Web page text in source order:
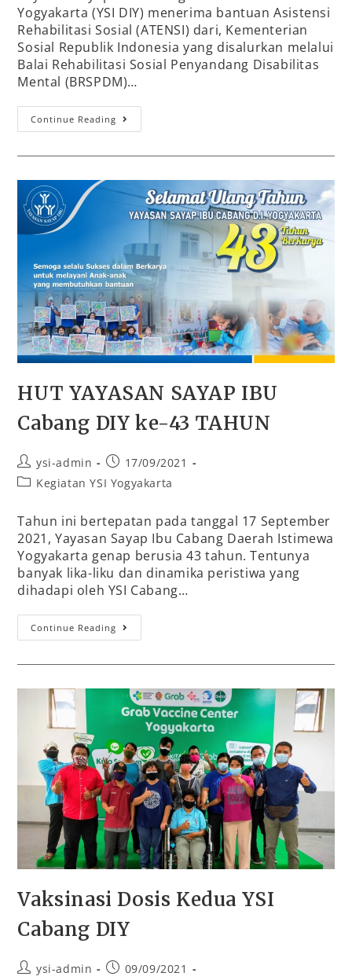
Yogyakarta (YSI DIY) menerima bantuan Asistensi
Rehabilitasi Sosial (ATENSI) dari, Kementerian
Sosial Republik Indonesia yang disalurkan melalui
Balai Rehabilitasi Sosial Penyandang Disabilitas
Mental (BRSPDM)…
Continue Reading
HUT YAYASAN SAYAP IBU
Cabang DIY ke-43 TAHUN
ysi-admin
17/09/2021
Kegiatan YSI Yogyakarta
Tahun ini bertepatan pada tanggal 17 September
2021, Yayasan Sayap Ibu Cabang Daerah Istimewa
Yogyakarta genap berusia 43 tahun. Tentunya
banyak lika-liku dan dinamika peristiwa yang
dihadapi oleh YSI Cabang…
Continue Reading
Vaksinasi Dosis Kedua YSI
Cabang DIY
ysi-admin
09/09/2021